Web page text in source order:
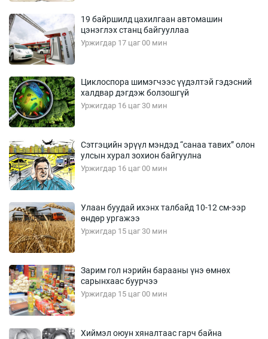
19 байршилд цахилгаан автомашин
цэнэглэх станц байгууллаа
Уржигдар 17 цаг 00 мин
Циклоспора шимэгчээс үүдэлтэй гэдэсний
халдвар дэгдэж болзошгүй
Уржигдар 16 цаг 30 мин
Сэтгэцийн эрүүл мэндэд “санаа тавих” олон
улсын хурал зохион байгуулна
Уржигдар 16 цаг 00 мин
Улаан буудай ихэнх талбайд 10-12 см-ээр
өндөр ургажээ
Уржигдар 15 цаг 30 мин
Зарим гол нэрийн барааны үнэ өмнөх
сарынхаас буурчээ
Уржигдар 15 цаг 00 мин
Хиймэл оюун хяналтаас гарч байна